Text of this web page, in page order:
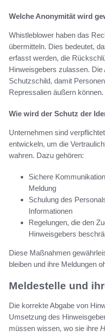
Welche Anonymität wird
Whistleblower haben das
übermitteln. Dies bedeutet,
erfasst werden, die
Hinweisgebers zulassen. Die
Schutzschild, damit
Repressalien äußern können.
Wie wird der Schutz der
Unternehmen sind
entwickeln, um die
wahren. Dazu gehören:
Sichere
Meldung
Schulung des
Informationen
Regelungen, die den
Hinweisgebers
Diese Maßnahmen
bleiben und ihre Meldungen
Meldestelle und
Die korrekte Abgabe von
Umsetzung des
müssen wissen, wo sie ihre